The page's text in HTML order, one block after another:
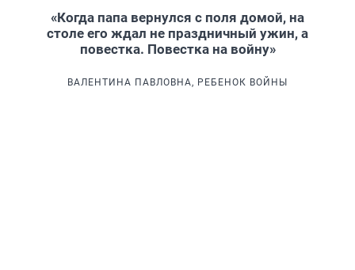
«Когда папа вернулся с поля домой, на
столе его ждал не праздничный ужин, а
повестка. Повестка на войну»
ВАЛЕНТИНА ПАВЛОВНА, РЕБЕНОК ВОЙНЫ